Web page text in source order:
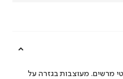
מרשים. מעוצבות בגזרה על